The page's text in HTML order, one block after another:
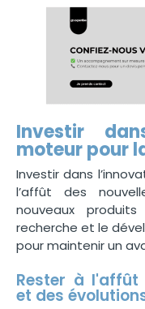
Investir
moteur pour
Investir dans
l’affût des
nouveaux
recherche et le
pour maintenir un
Rester à l'affût
et des